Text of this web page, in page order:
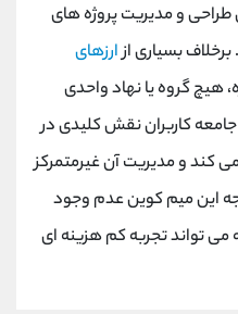
و مدیریت پروژه های
بسیاری ازارزهای
هیچ گروه یا نهاد واحدی
کاربران نقش کلیدی در
کند و مدیریت آن غیرمتمرکز
این میم کوین عدم وجود
تواند تجربه کم هزینه ای